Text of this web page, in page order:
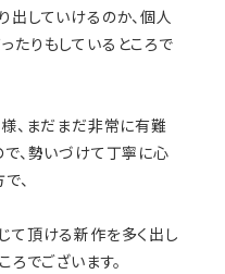
していけるのか、個人
たりもしているところで
、まだまだ非常に有難
、勢いづけて丁寧に心
、
て頂ける新作を多く出し
ろでございます。